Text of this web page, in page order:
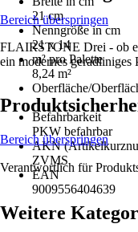
21 cm
Nenngröße in cm
21 x 14
m² pro Palette
8,24 m²
Oberfläche/
-
Befahrbarkeit
PKW befahrbar
AKN
ZVMS
EAN
9009556404639
Bereich überspringen
FLAIRSTONE Drei - ob
ein modernes geradliniges
Bereich überspringen
Verantwortlich für
Weitere